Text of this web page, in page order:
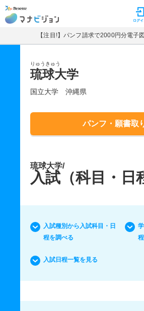
マナビジョン ログイ
【注目!】パンフ請求で2000円分電子
りゅうきゅう
琉球大学
国立大学 沖縄県
パンフ・願書取
琉球大学/
入試（科目・日
入試種別から入試科目・日
程を調べる
入試日程一覧を見る